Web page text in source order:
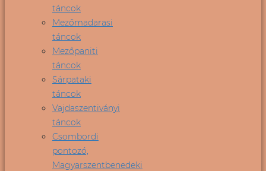
táncok
Mezőmadarasi
táncok
Mezőpaniti
táncok
Sárpataki
táncok
Vajdaszentiványi
táncok
Csombordi
pontozó,
Magyarszentbenedeki